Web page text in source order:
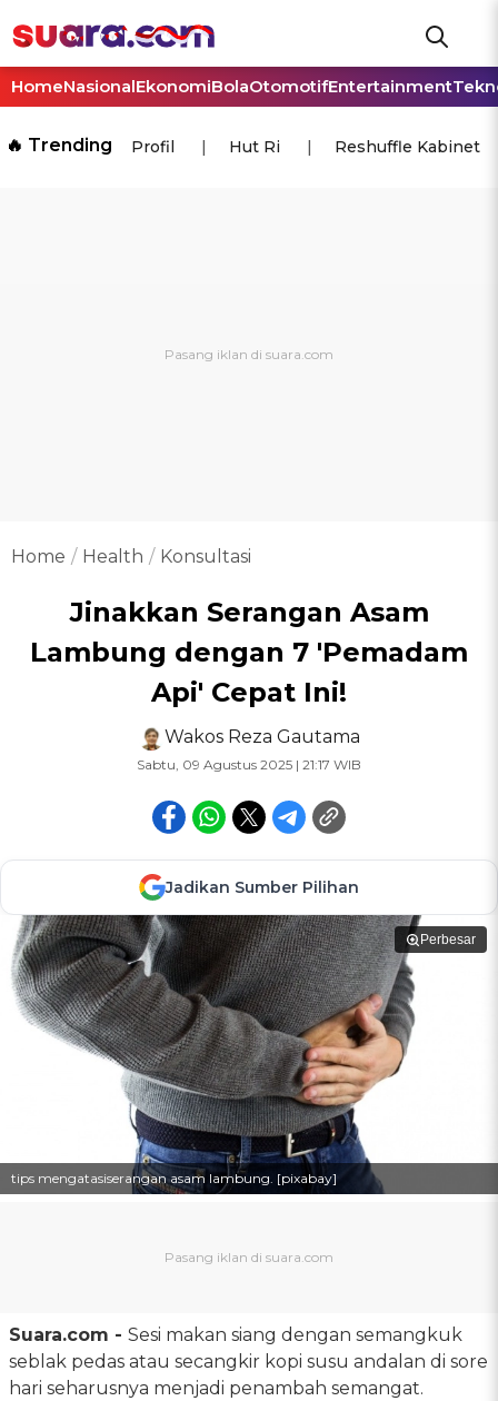
HomeNasionalEkonomiBolaOtomotifEntertainment
🔥 Trending Profil Hut Ri Reshuffle Kabinet
Home Health Konsultasi
Jinakkan Serangan Asam
Lambung dengan 7 'Pemadam
Api' Cepat Ini!
Wakos Reza Gautama
Sabtu, 09 Agustus 2025 | 21:17 WIB
Jadikan Sumber Pilihan
Perbesar
tips mengatasiserangan asam lambung. [pixabay]
Suara.com - Sesi makan siang dengan semangkuk
seblak pedas atau secangkir kopi susu andalan di sore
hari seharusnya menjadi penambah semangat.